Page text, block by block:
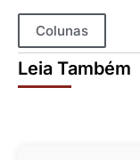
Colunas
Leia Também